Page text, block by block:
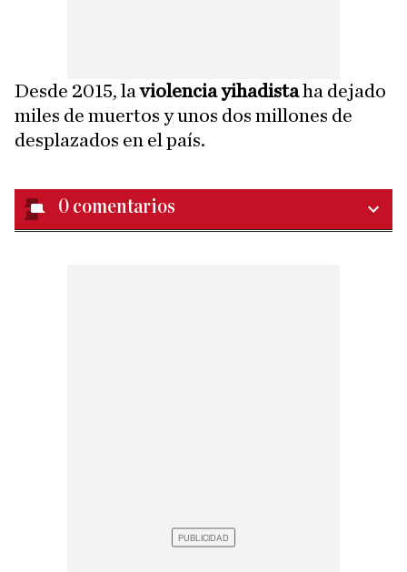
Desde 2015, laviolencia yihadistaha dejado
miles de muertos y unos dos millones de
desplazados en el país.
0 comentarios